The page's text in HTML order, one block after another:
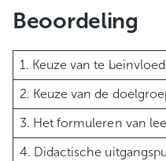
Beoordeling
1. Keuze van te
2. Keuze van de
3. Het formuleren van
4. Didactische